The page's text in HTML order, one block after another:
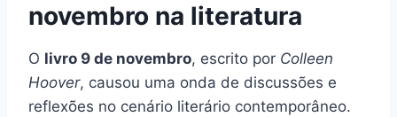
novembro na literatura
O livro 9 de novembro, escrito por Colleen
Hoover, causou uma onda de discussões e
reflexões no cenário literário contemporâneo.